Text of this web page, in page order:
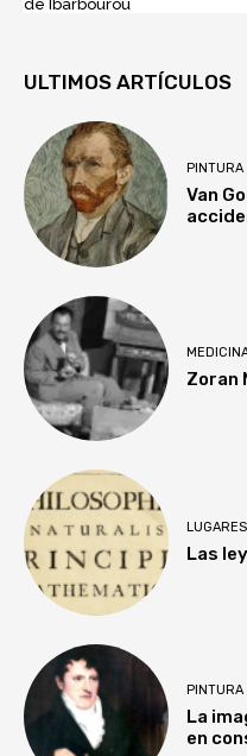
de Ibarbourou
ULTIMOS ARTÍCULOS
PINTURA
Van
Zoran
LUGARES
Las
PINTURA
La
en